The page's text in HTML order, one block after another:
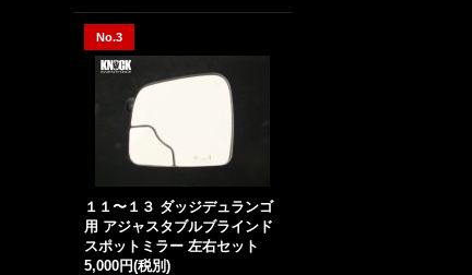
No.3
１１〜１３ ダッジデュランゴ
用 アジャスタブルブラインド
スポットミラー 左右セット
5,000円(税別)